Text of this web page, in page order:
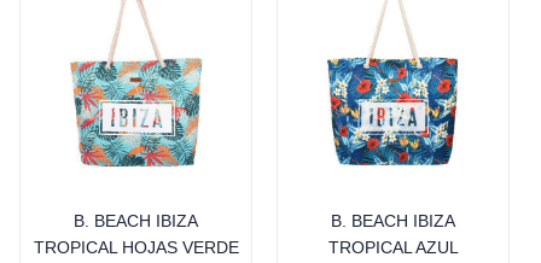
B. BEACH IBIZA
TROPICAL HOJAS VERDE
B. BEACH IBIZA
TROPICAL AZUL